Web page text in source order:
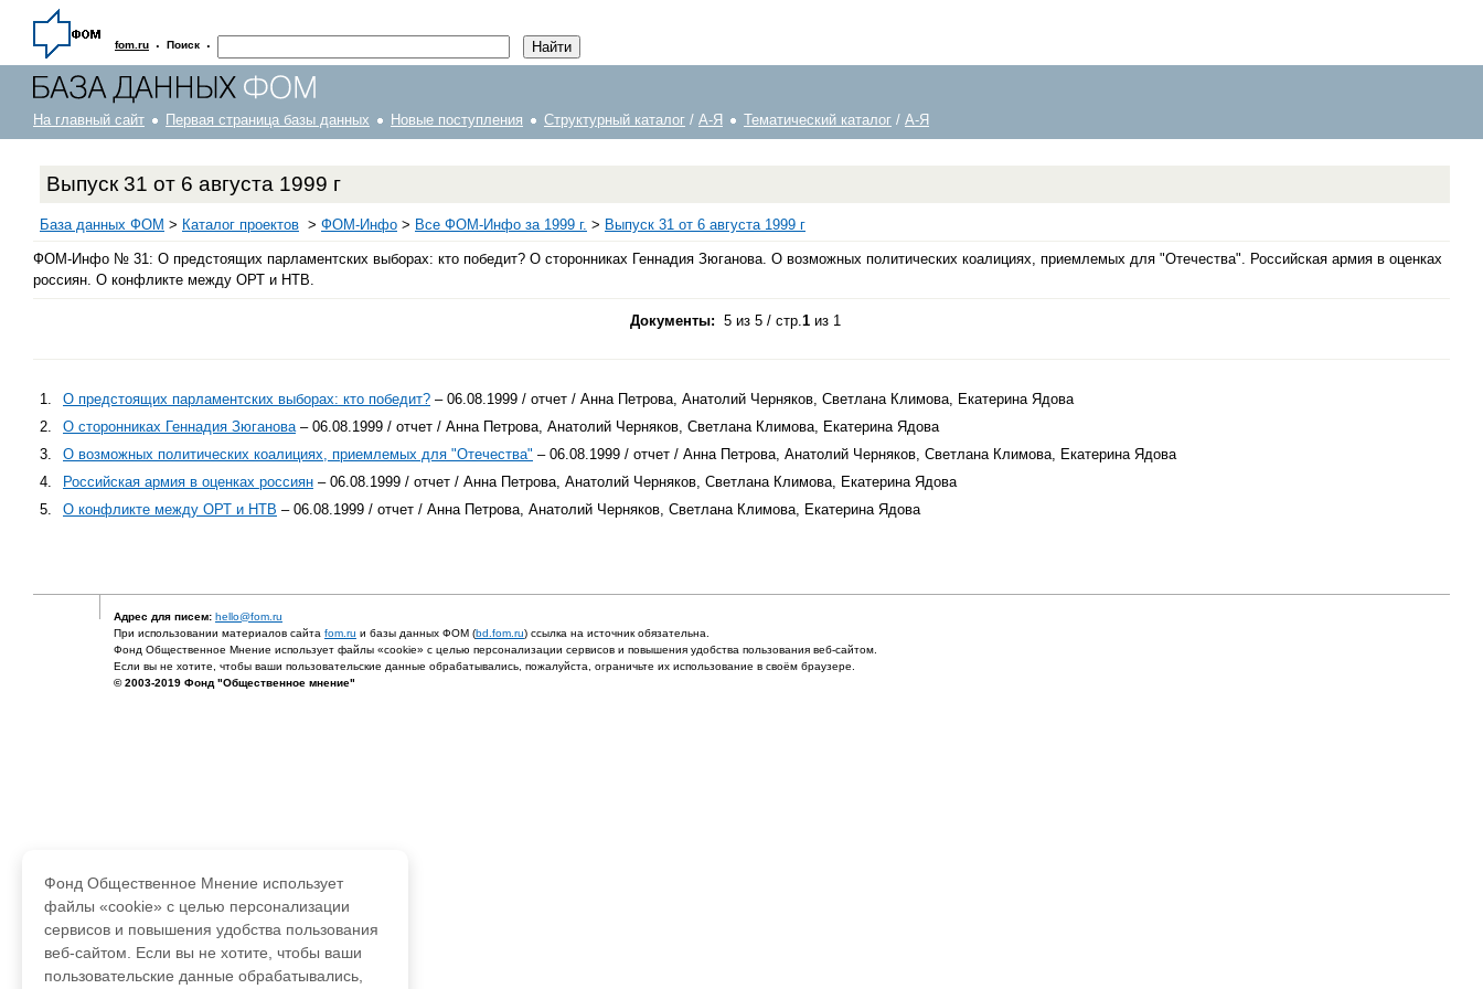
fom.ru · Поиск ·
На главный сайт Первая страница базы данных Новые поступления Структурный каталог / А-Я Тематический каталог / А-Я
Выпуск 31 от 6 августа 1999 г
База данных ФОМ > Каталог проектов > ФOM-Инфо > Все ФОМ-Инфо за 1999 г. > Выпуск 31 от 6 августа 1999 г
ФОМ-Инфо № 31: О предстоящих парламентских выборах: кто победит? О сторонниках Геннадия Зюганова. О возможных политических коалициях, приемлемых для "Отечества". Российская армия в оценках
россиян. О конфликте между ОРТ и НТВ.
Документы: 5 из 5 / стр. 1из 1
1. О предстоящих парламентских выборах: кто победит? – 06.08.1999 / отчет / Анна Петрова, Анатолий Черняков, Светлана Климова, Екатерина Ядова
2.
О сторонниках Геннадия Зюганова – 06.08.1999 / отчет / Анна Петрова, Анатолий Черняков, Светлана Климова, Екатерина Ядова
3.
О возможных политических коалициях, приемлемых для "Отечества" – 06.08.1999 / отчет / Анна Петрова, Анатолий Черняков, Светлана Климова, Екатерина Ядова
4.
Российская армия в оценках россиян – 06.08.1999 / отчет / Анна Петрова, Анатолий Черняков, Светлана Климова, Екатерина Ядова
5.
О конфликте между ОРТ и НТВ – 06.08.1999 / отчет / Анна Петрова, Анатолий Черняков, Светлана Климова, Екатерина Ядова
Адрес для писем: hello@fom.ru
При использовании материалов сайта fom.ru и базы данных ФОМ (bd.fom.ru) ссылка на источник обязательна.
Фонд Общественное Мнение использует файлы «cookie» с целью персонализации сервисов и повышения удобства пользования веб-сайтом.
Если вы не хотите, чтобы ваши пользовательские данные обрабатывались, пожалуйста, ограничьте их использование в своём браузере.
© 2003-2019 Фонд "Общественное мнение"
Фонд Общественное Мнение использует
файлы «cookie» с целью персонализации
сервисов и повышения удобства пользования
веб-сайтом. Если вы не хотите, чтобы ваши
пользовательские данные обрабатывались,